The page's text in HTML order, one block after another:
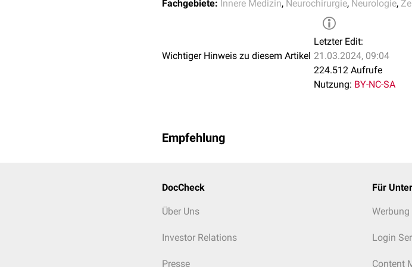
Fachgebiete: Innere Medizin, Neurochirurgie, Neurologie,
Wichtiger Hinweis zu diesem Artikel
Letzter Edit:
21.03.2024, 09:04
224.512 Aufrufe
Nutzung: BY-NC-SA
Empfehlung
DocCheck
Über Uns
Investor Relations
Presse
Für
Werbung
Login
Content